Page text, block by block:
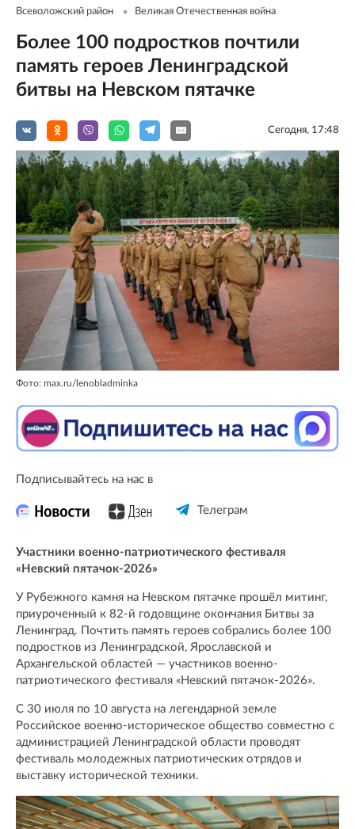
Всеволожский район Великая Отечественная война
Более 100 подростков почтили
память героев Ленинградской
битвы на Невском пятачке
Сегодня, 17:48
Фото: max.ru/lenobladminka
Подписывайтесь на нас в
Телеграм
Участники военно-патриотического фестиваля
«Невский пятачок-2026»
У Рубежного камня на Невском пятачке прошёл митинг,
приуроченный к 82-й годовщине окончания Битвы за
Ленинград. Почтить память героев собрались более 100
подростков из Ленинградской, Ярославской и
Архангельской областей — участников военно-
патриотического фестиваля «Невский пятачок-2026».
С 30 июля по 10 августа на легендарной земле
Российское военно-историческое общество совместно с
администрацией Ленинградской области проводят
фестиваль молодежных патриотических отрядов и
выставку исторической техники.